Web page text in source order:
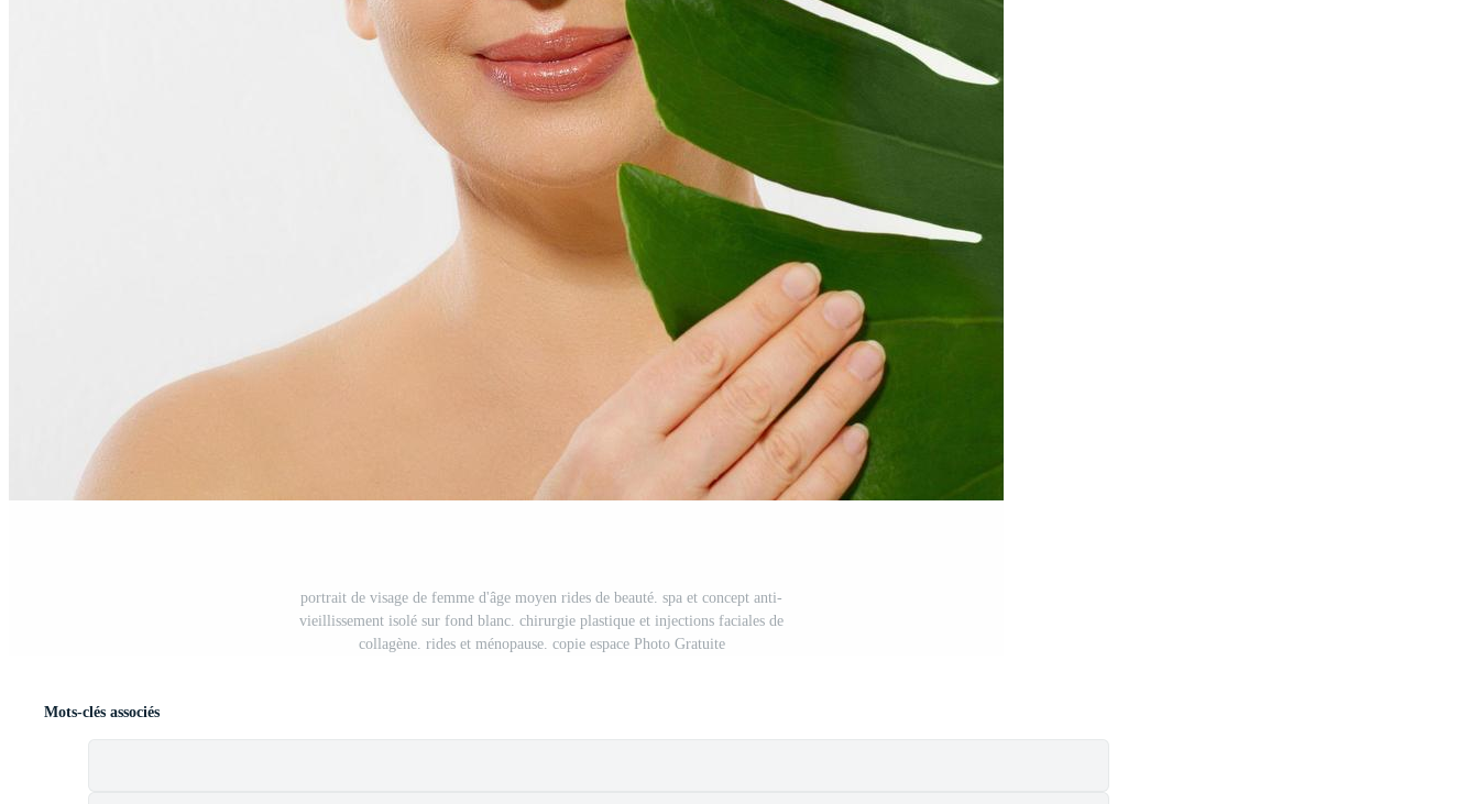
portrait de visage de femme d'âge moyen rides de beauté. spa et concept anti-
vieillissement isolé sur fond blanc. chirurgie plastique et injections faciales de
collagène. rides et ménopause. copie espace Photo Gratuite
Mots-clés associés